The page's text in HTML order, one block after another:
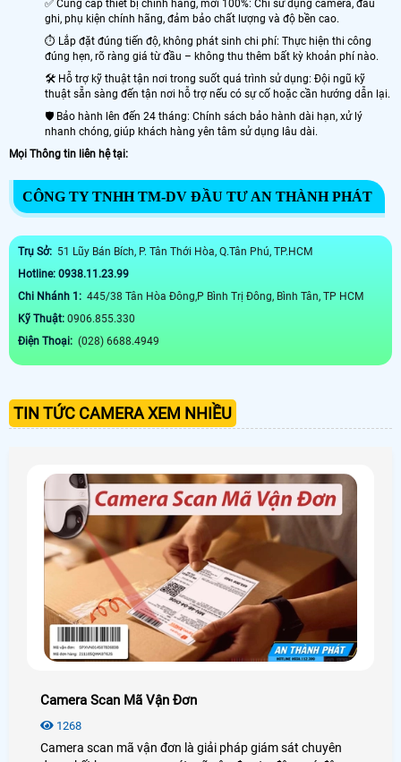
✅ Cung cấp thiết bị chính hãng, mới 100%: Chỉ sử dụng camera, đầu
ghi, phụ kiện chính hãng, đảm bảo chất lượng và độ bền cao.
⏱️ Lắp đặt đúng tiến độ, không phát sinh chi phí: Thực hiện thi công
đúng hẹn, rõ ràng giá từ đầu – không thu thêm bất kỳ khoản phí nào.
🛠️ Hỗ trợ kỹ thuật tận nơi trong suốt quá trình sử dụng: Đội ngũ kỹ
thuật sẵn sàng đến tận nơi hỗ trợ nếu có sự cố hoặc cần hướng dẫn lại.
🛡️ Bảo hành lên đến 24 tháng: Chính sách bảo hành dài hạn, xử lý
nhanh chóng, giúp khách hàng yên tâm sử dụng lâu dài.
Mọi Thông tin liên hệ tại:
CÔNG TY TNHH TM-DV ĐẦU TƯ AN THÀNH PHÁT
Trụ Sở: 51 Lũy Bán Bích, P. Tân Thới Hòa, Q.Tân Phú, TP.HCM
Hotline: 0938.11.23.99
Chi Nhánh 1: 445/38 Tân Hòa Đông,P Bình Trị Đông, Bình Tân, TP HCM
Kỹ Thuật: 0906.855.330
Điện Thoại: (028) 6688.4949
TIN TỨC CAMERA XEM NHIỀU
Camera Scan Mã Vận Đơn
1268
Camera scan mã vận đơn là giải pháp giám sát chuyên